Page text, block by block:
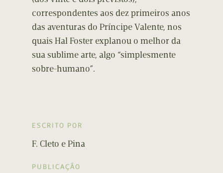
correspondentes aos dez primeiros anos
das aventuras do Príncipe Valente, nos
quais Hal Foster explanou o melhor da
sua sublime arte, algo “simplesmente
sobre-humano”.
ESCRITO POR
F. Cleto e Pina
PUBLICAÇÃO